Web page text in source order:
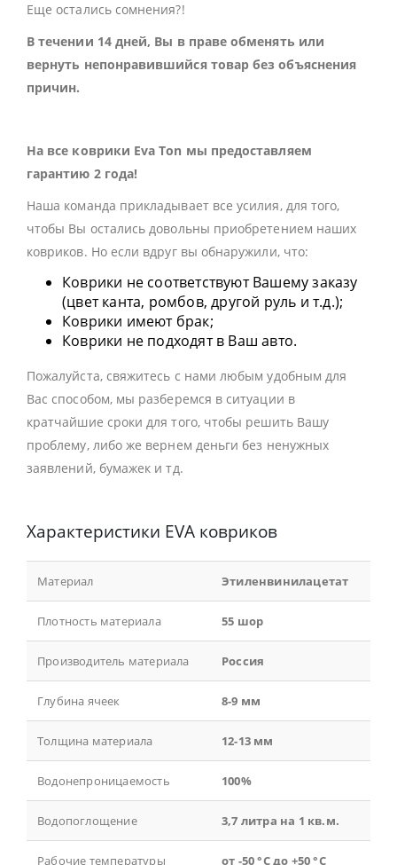
Еще остались сомнения?!
В течении 14 дней, Вы в праве обменять или
вернуть непонравившийся товар без объяснения
причин.
На все коврики Eva Ton мы предоставляем
гарантию 2 года!
Наша команда прикладывает все усилия, для того,
чтобы Вы остались довольны приобретением наших
ковриков. Но если вдруг вы обнаружили, что:
Коврики не соответствуют Вашему заказу
(цвет канта, ромбов, другой руль и т.д.);
Коврики имеют брак;
Коврики не подходят в Ваш авто.
Пожалуйста, свяжитесь с нами любым удобным для
Вас способом, мы разберемся в ситуации в
кратчайшие сроки для того, чтобы решить Вашу
проблему, либо же вернем деньги без ненужных
заявлений, бумажек и тд.
Характеристики EVA ковриков
Материал Этиленвинилацетат
Плотность материала 55 шор
Производитель материала Россия
Глубина ячеек 8-9 мм
Толщина материала 12-13 мм
Водонепроницаемость 100%
Водопоглощение 3,7 литра на 1 кв.м.
Рабочие температуры от -50 °С до +50 °С